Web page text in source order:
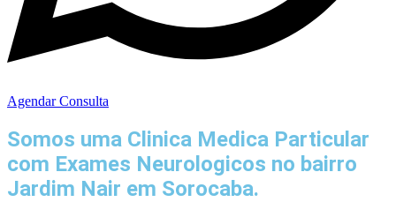
Agendar Consulta
Somos uma Clinica Medica Particular
com Exames Neurologicos no bairro
Jardim Nair em Sorocaba.